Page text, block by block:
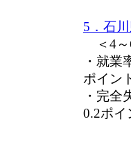
5．石
＜4～
・就業
ポイン
・完
0.2ポイ